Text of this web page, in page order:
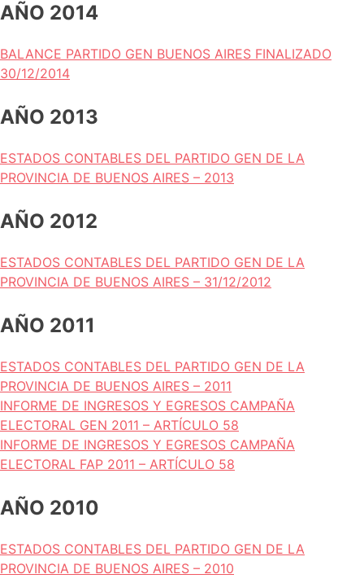
AÑO 2014
BALANCE PARTIDO GEN BUENOS AIRES FINALIZADO
30/12/2014
AÑO 2013
ESTADOS CONTABLES DEL PARTIDO GEN DE LA
PROVINCIA DE BUENOS AIRES – 2013
AÑO 2012
ESTADOS CONTABLES DEL PARTIDO GEN DE LA
PROVINCIA DE BUENOS AIRES – 31/12/2012
AÑO 2011
ESTADOS CONTABLES DEL PARTIDO GEN DE LA
PROVINCIA DE BUENOS AIRES – 2011
INFORME DE INGRESOS Y EGRESOS CAMPAÑA
ELECTORAL GEN 2011 – ARTÍCULO 58
INFORME DE INGRESOS Y EGRESOS CAMPAÑA
ELECTORAL FAP 2011 – ARTÍCULO 58
AÑO 2010
ESTADOS CONTABLES DEL PARTIDO GEN DE LA
PROVINCIA DE BUENOS AIRES – 2010